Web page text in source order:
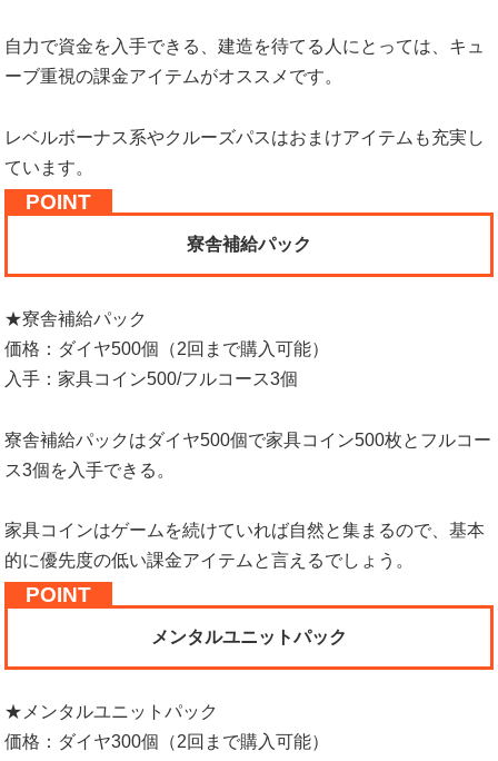
自力で資金を入手できる、建造を待てる人にとっては、キュ
ーブ重視の課金アイテムがオススメです。
レベルボーナス系やクルーズパスはおまけアイテムも充実し
ています。
寮舎補給パック
★寮舎補給パック
価格：ダイヤ500個（2回まで購入可能）
入手：家具コイン500/フルコース3個
寮舎補給パックはダイヤ500個で家具コイン500枚とフルコー
ス3個を入手できる。
家具コインはゲームを続けていれば自然と集まるので、基本
的に優先度の低い課金アイテムと言えるでしょう。
メンタルユニットパック
★メンタルユニットパック
価格：ダイヤ300個（2回まで購入可能）